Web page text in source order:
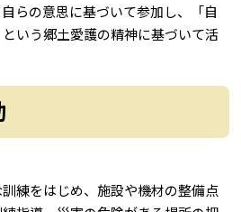
らの意思に基づいて参加し、「自
いう郷土愛護の精神に基づいて活
練をはじめ、施設や機材の整備点